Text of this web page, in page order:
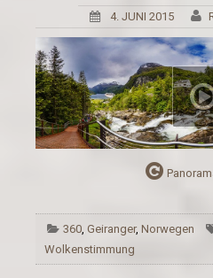
4. JUNI 2015
360,Geiranger,Norwegen
Wolkenstimmung